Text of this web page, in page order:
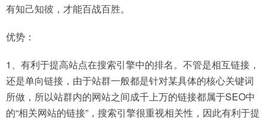
有知己知彼，才能百战百胜。
优势：
1、有利于提高站点在搜索引擎中的排名。不管是相互链接，
还是单向链接，由于站群一般都是针对某具体的核心关键词
所做，所以站群内的网站之间成千上万的链接都属于SEO中
的“相关网站的链接”，搜索引擎很重视相关性，因此有利于提